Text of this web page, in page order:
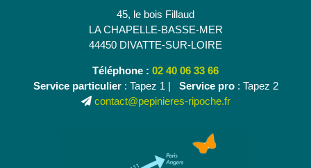
45, le bois Fillaud
LA CHAPELLE-BASSE-MER
44450 DIVATTE-SUR-LOIRE
Téléphone : 02 40 06 33 66
Service particulier: Tapez 1 | Service pro: Tapez 2
contact@pepinieres-ripoche.fr